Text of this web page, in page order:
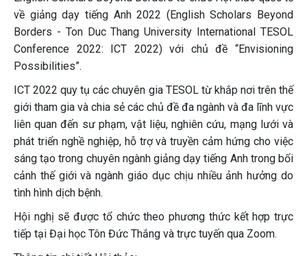
về giảng dạy tiếng Anh 2022 (English Scholars Beyond
Borders - Ton Duc Thang University International TESOL
Conference 2022: ICT 2022) với chủ đề “Envisioning
Possibilities”.
ICT 2022 quy tụ các chuyên gia TESOL từ khắp nơi trên thế
giới tham gia và chia sẻ các chủ đề đa ngành và đa lĩnh vực
liên quan đến sư phạm, vật liệu, nghiên cứu, mạng lưới và
phát triển nghề nghiệp, hỗ trợ và truyền cảm hứng cho việc
sáng tạo trong chuyên ngành giảng dạy tiếng Anh trong bối
cảnh thế giới và ngành giáo dục chịu nhiều ảnh hưởng do
tình hình dịch bệnh.
Hội nghị sẽ được tổ chức theo phương thức kết hợp trực
tiếp tại Đại học Tôn Đức Thắng và trực tuyến qua Zoom.